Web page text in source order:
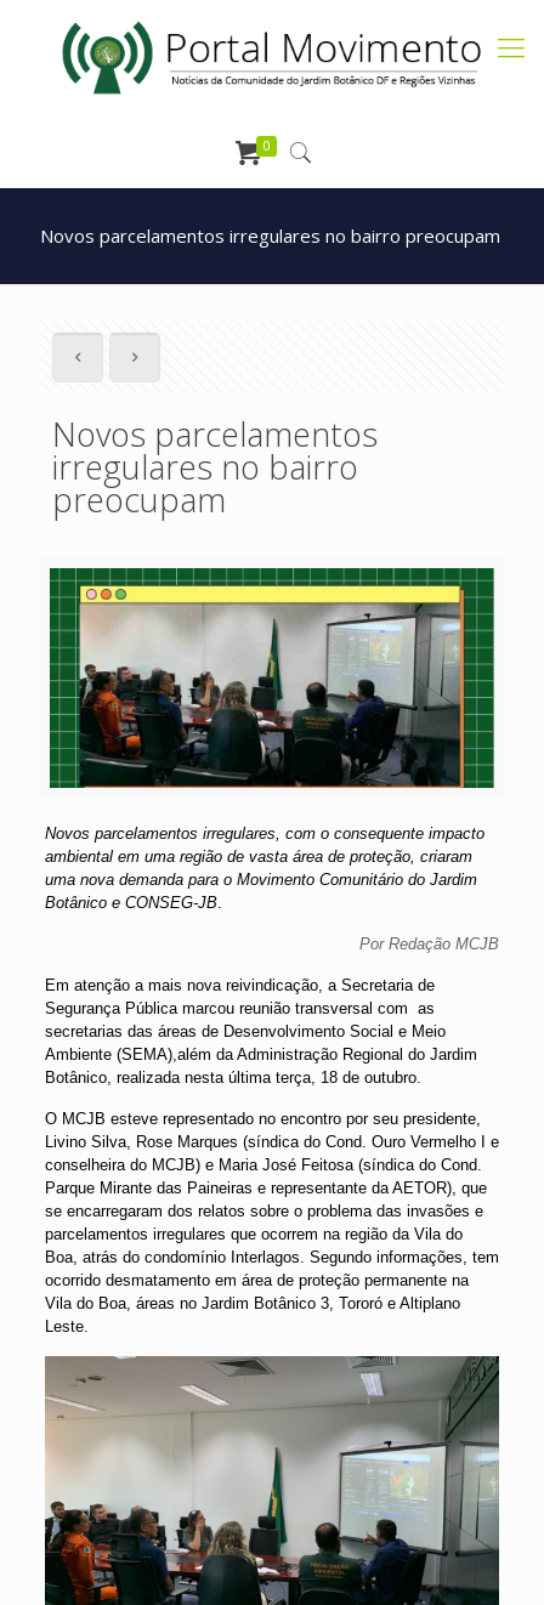
0
Novos parcelamentos irregulares no bairro preocupam
Novos parcelamentos
irregulares no bairro
preocupam
Novos parcelamentos irregulares, com o consequente impacto
ambiental em uma região de vasta área de proteção, criaram
uma nova demanda para o Movimento Comunitário do Jardim
Botânico e CONSEG-JB.
Por Redação MCJB
Em atenção a mais nova reivindicação, a Secretaria de
Segurança Pública marcou reunião transversal com as
secretarias das áreas de Desenvolvimento Social e Meio
Ambiente (SEMA),além da Administração Regional do Jardim
Botânico, realizada nesta última terça, 18 de outubro.
O MCJB esteve representado no encontro por seu presidente,
Livino Silva, Rose Marques (síndica do Cond. Ouro Vermelho I e
conselheira do MCJB) e Maria José Feitosa (síndica do Cond.
Parque Mirante das Paineiras e representante da AETOR), que
se encarregaram dos relatos sobre o problema das invasões e
parcelamentos irregulares que ocorrem na região da Vila do
Boa, atrás do condomínio Interlagos. Segundo informações, tem
ocorrido desmatamento em área de proteção permanente na
Vila do Boa, áreas no Jardim Botânico 3, Tororó e Altiplano
Leste.